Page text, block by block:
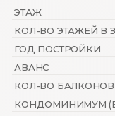
ЭТАЖ
ГОД ПОСТРОЙКИ
АВАНС
КОЛ-ВО БАЛКОНОВ